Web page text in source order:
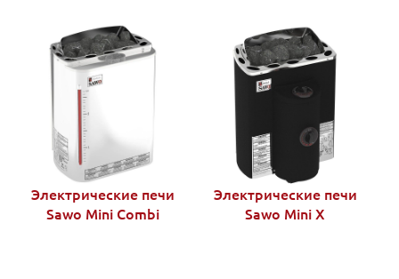
Электрические печи
Sawo Mini Combi
Электрические печи
Sawo Mini X